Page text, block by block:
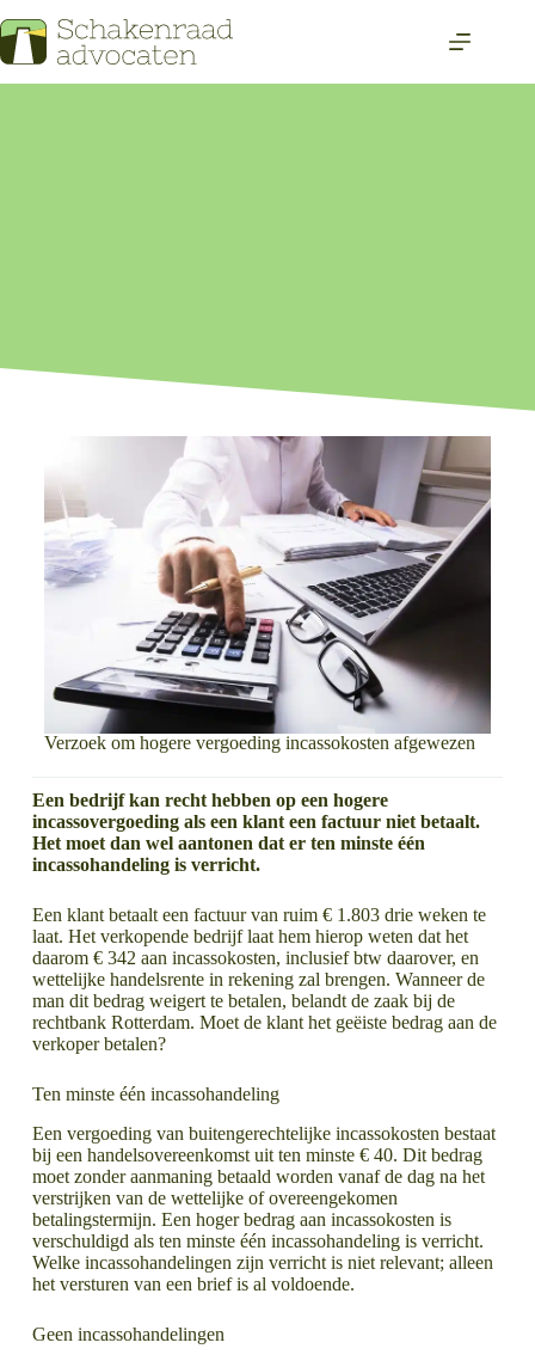
Verzoek om hogere vergoeding incassokosten afgewezen
Een bedrijf kan recht hebben op een hogere
incassovergoeding als een klant een factuur niet betaalt.
Het moet dan wel aantonen dat er ten minste één
incassohandeling is verricht.
Een klant betaalt een factuur van ruim € 1.803 drie weken te
laat. Het verkopende bedrijf laat hem hierop weten dat het
daarom € 342 aan incassokosten, inclusief btw daarover, en
wettelijke handelsrente in rekening zal brengen. Wanneer de
man dit bedrag weigert te betalen, belandt de zaak bij de
rechtbank Rotterdam. Moet de klant het geëiste bedrag aan de
verkoper betalen?
Ten minste één incassohandeling
Een vergoeding van buitengerechtelijke incassokosten bestaat
bij een handelsovereenkomst uit ten minste € 40. Dit bedrag
moet zonder aanmaning betaald worden vanaf de dag na het
verstrijken van de wettelijke of overeengekomen
betalingstermijn. Een hoger bedrag aan incassokosten is
verschuldigd als ten minste één incassohandeling is verricht.
Welke incassohandelingen zijn verricht is niet relevant; alleen
het versturen van een brief is al voldoende.
Geen incassohandelingen